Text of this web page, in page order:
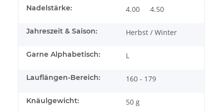
Nadelstärke: 4.00 4.50
Jahreszeit & Saison: Herbst / Winter
Garne Alphabetisch: L
Lauflängen-Bereich: 160 - 179
Knäulgewicht: 50 g